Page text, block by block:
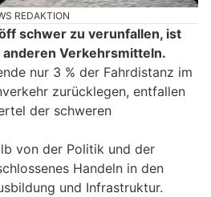
REDAKTION
schwer zu verunfallen, ist
Verkehrsmitteln.
nur 3 % der Fahrdistanz im
zurücklegen, entfallen
der schweren
von der Politik und der
Handeln in den
und Infrastruktur.